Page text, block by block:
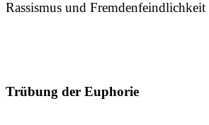
Rassismus und Fremdenfeindlichkeit
Trübung der Euphorie